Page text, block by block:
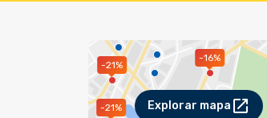
-21%
-21%
-16%
Explorar mapa